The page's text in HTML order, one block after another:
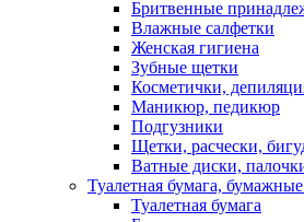
Бритвенные
Влажные салфетки
Женская гигиена
Зубные щетки
Косметички,
Маникюр, педикюр
Подгузники
Щетки, расчески,
Ватные диски,
Туалетная бумага,
Туалетная бумага